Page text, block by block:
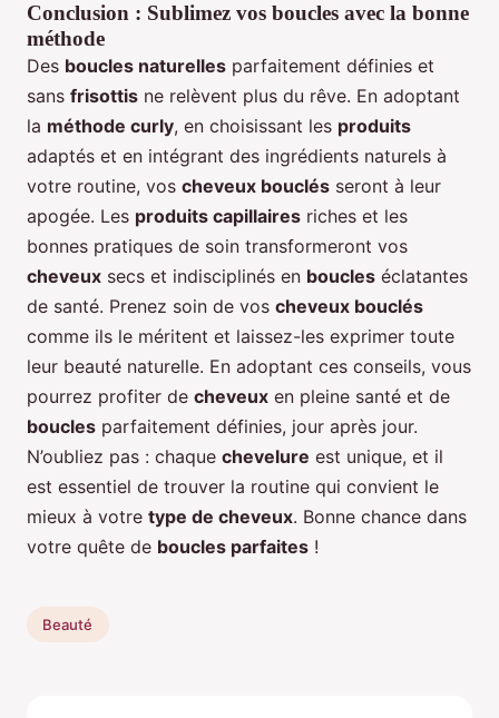
Conclusion : Sublimez vos boucles avec la bonne
méthode
Des boucles naturelles parfaitement définies et
sans frisottis ne relèvent plus du rêve. En adoptant
la méthode curly, en choisissant les produits
adaptés et en intégrant des ingrédients naturels à
votre routine, vos cheveux bouclés seront à leur
apogée. Les produits capillaires riches et les
bonnes pratiques de soin transformeront vos
cheveux secs et indisciplinés en boucles éclatantes
de santé. Prenez soin de vos cheveux bouclés
comme ils le méritent et laissez-les exprimer toute
leur beauté naturelle. En adoptant ces conseils, vous
pourrez profiter de cheveux en pleine santé et de
boucles parfaitement définies, jour après jour.
N’oubliez pas : chaque chevelure est unique, et il
est essentiel de trouver la routine qui convient le
mieux à votre type de cheveux. Bonne chance dans
votre quête de boucles parfaites !
Beauté